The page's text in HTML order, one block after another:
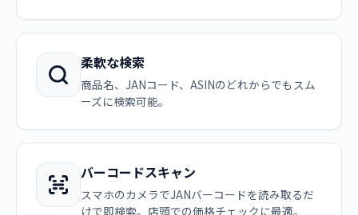
柔軟な検索
商品名、JANコード、ASINのどれからでもスム
ーズに検索可能。
バーコードスキャン
スマホのカメラでJANバーコードを読み取るだ
けで即検索。店頭での価格チェックに最適。